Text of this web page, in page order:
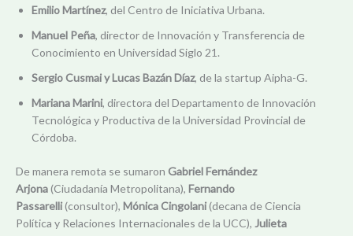
Emilio Martínez, del Centro de Iniciativa Urbana.
Manuel Peña, director de Innovación y Transferencia de
Conocimiento en Universidad Siglo 21.
Sergio Cusmai y Lucas Bazán Díaz, de la startup Aipha-G.
Mariana Marini, directora del Departamento de Innovación
Tecnológica y Productiva de la Universidad Provincial de
Córdoba.
De manera remota se sumaron Gabriel Fernández
Arjona(Ciudadanía Metropolitana), Fernando
Passarelli(consultor), Mónica Cingolani(decana de Ciencia
Política y Relaciones Internacionales de la UCC), Julieta